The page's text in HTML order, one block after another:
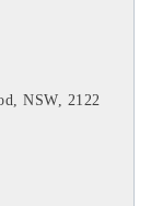
NSW, 2122